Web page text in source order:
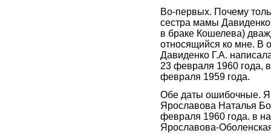
Во-первых. Почему
сестра мамы
в браке Кошелева)
относящийся ко мне. В
Давиденко Г.А.
23 февраля 1960 года,
февраля 1959 года.
Обе даты ошибочные.
Ярославова Наталья
февраля 1960 года. в
Ярославова-